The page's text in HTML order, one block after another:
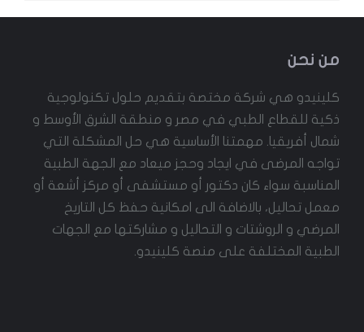
من نحن
كلينيدو هي شركة مختصة بتقديم حلول تكنولوجية
ذكية للقطاع الطبي في مصر و منطقة الشرق الأوسط و
شمال أفريقيا. مهمتنا الأساسية هي حل المشكلة التي
تواجه المرضى في ايجاد وحجز ميعاد مع الجهة الطبية
المناسبة سواء كان دكتور أو مستشفى أو مركز أشعة أو
معمل تحاليل، بالاضافة الى امكانية حفظ كل التاريخ
المرضي و الروشتات و التحاليل و مشاركتها مع الجهات
الطبية المختلفة على منصة كلينيدو.